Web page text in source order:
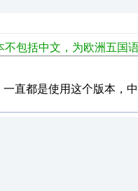
不包括中文，为欧洲五国
直都是使用这个版本，